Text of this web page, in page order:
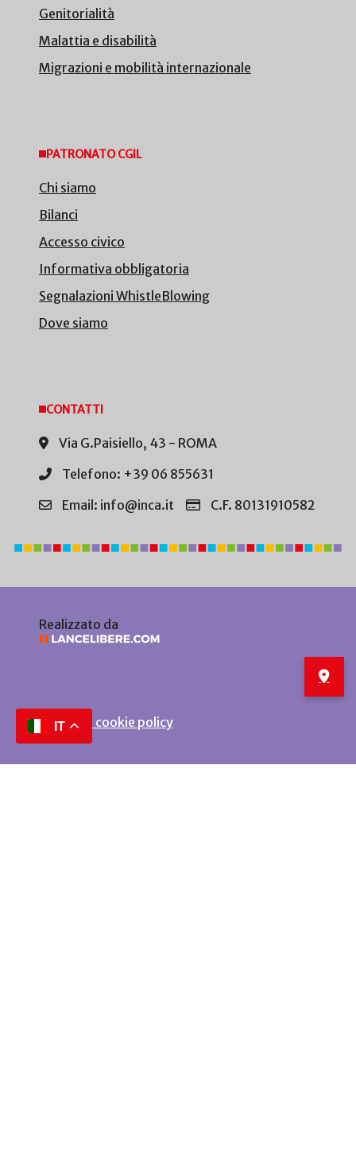
Genitorialità
Malattia e disabilità
Migrazioni e mobilità internazionale
PATRONATO CGIL
Chi siamo
Bilanci
Accesso civico
Informativa obbligatoria
Segnalazioni WhistleBlowing
Dove siamo
CONTATTI
Via G.Paisiello, 43 - ROMA
Telefono: +39 06 855631
Email: info@inca.it
C.F. 80131910582
Realizzato da
Privacy e cookie policy
IT